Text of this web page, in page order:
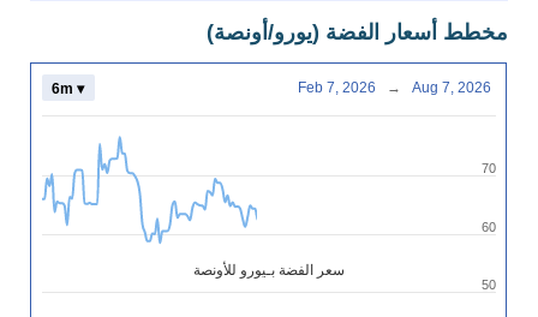
مخطط أسعار الفضة (يورو/أونصة)
سعر الفضة بـيورو للأونصة
50
60
70
6m ▾ Feb 7, 2026 → Aug 7, 2026